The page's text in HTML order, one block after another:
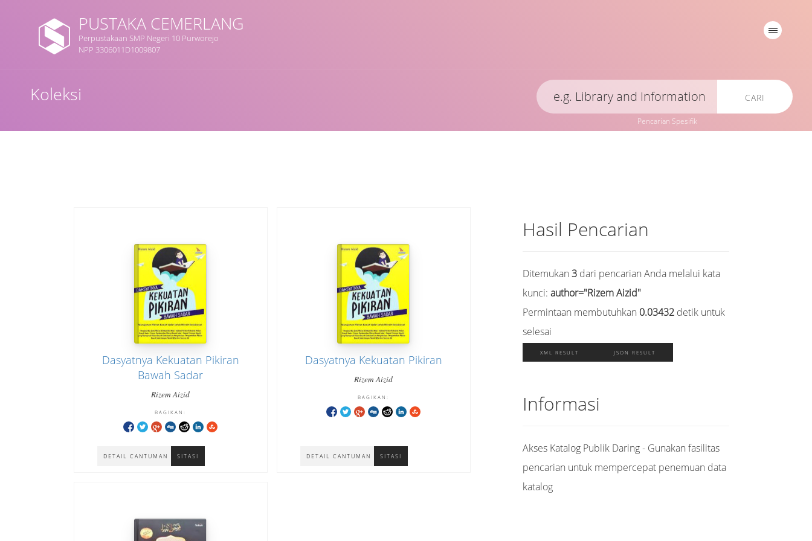
PUSTAKA CEMERLANG
Perpustakaan SMP Negeri 10 Purworejo
NPP 3306011D1009807
Koleksi CARI
Pencarian Spesifik
Dasyatnya Kekuatan Pikiran
Bawah Sadar
Rizem Aizid
DETAIL CANTUMAN SITASI
BAGIKAN:
Dasyatnya Kekuatan Pikiran
Rizem Aizid
DETAIL CANTUMAN SITASI
BAGIKAN:
Hasil Pencarian
Ditemukan3 dari pencarian Anda melalui kata
kunci:author="Rizem Aizid"
Permintaan membutuhkan 0.03432 detik untuk
selesai
XML RESULT JSON RESULT
Informasi
Akses Katalog Publik Daring - Gunakan fasilitas
pencarian untuk mempercepat penemuan data
katalog
Cari